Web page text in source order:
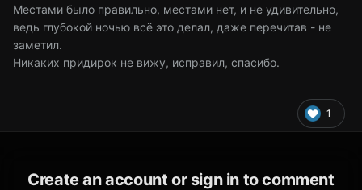
Местами было правильно, местами нет, и не удивительно,
ведь глубокой ночью всё это делал, даже перечитав - не
заметил.
Никаких придирок не вижу, исправил, спасибо.
1
Create an account or sign in to comment